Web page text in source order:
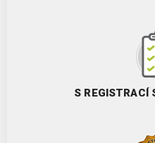
S REGISTRACÍ